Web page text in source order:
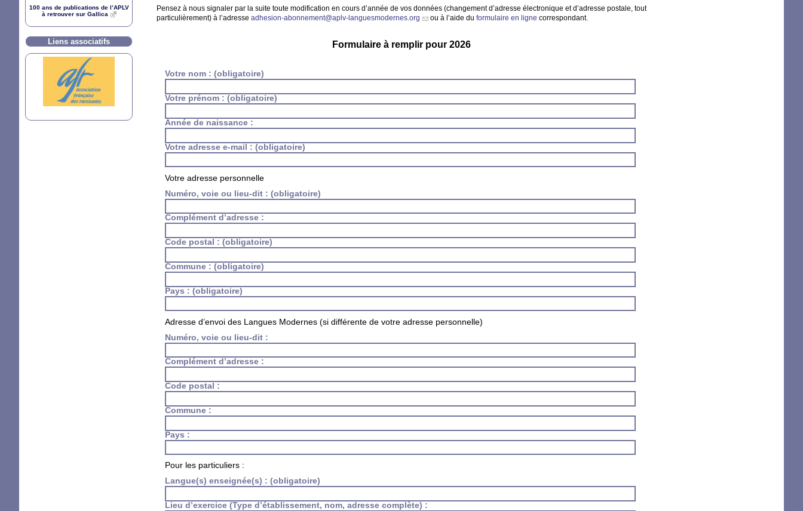
Pensez à nous signaler par la suite toute modification en cours d’année de vos données (changement d’adresse électronique et d’adresse postale, tout
particulièrement) à l’adresse adhesion-abonnement@aplv-languesmodernes.org ou à l’aide du formulaire en ligne correspondant.
Formulaire à remplir pour 2026
Votre nom :(obligatoire)
Votre prénom :(obligatoire)
Année de naissance :
Votre adresse e-mail :(obligatoire)
Votre adresse personnelle
Numéro, voie ou lieu-dit :(obligatoire)
Complément d’adresse :
Code postal :(obligatoire)
Commune :(obligatoire)
Pays :(obligatoire)
Adresse d’envoi des Langues Modernes (si différente de votre adresse personnelle)
Numéro, voie ou lieu-dit :
Complément d’adresse :
Code postal :
Commune :
Pays :
Pour les particuliers :
Langue(s) enseignée(s) :(obligatoire)
Lieu d’exercice (Type d’établissement, nom, adresse complète) :
100 ans de publications de l’APLV
à retrouver sur Gallica
Liens associatifs